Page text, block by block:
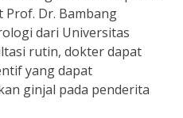
Dr. Bambang
dari Universitas
rutin, dokter dapat
yang dapat
ginjal pada penderita